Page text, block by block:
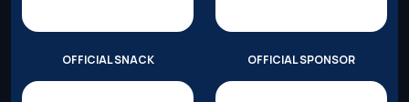
OFFICIAL SNACK OFFICIAL SPONSOR